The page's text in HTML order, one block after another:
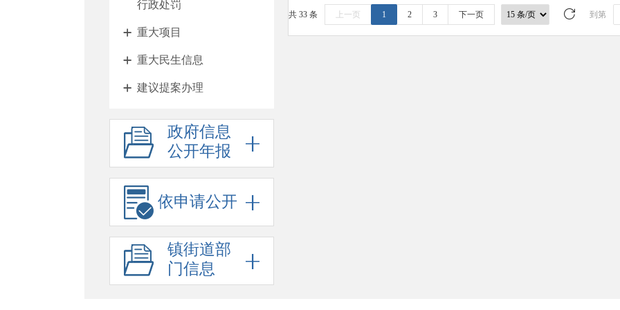
行政处罚
重大项目
重大民生信息
建议提案办理
征地与住房
财政与税收
惠民利企
乡村振兴
政府工作报告
政府信息
公开年报
依申请公开
镇街道部
门信息
共 33 条 上一页 1 2 3 下一页 到第